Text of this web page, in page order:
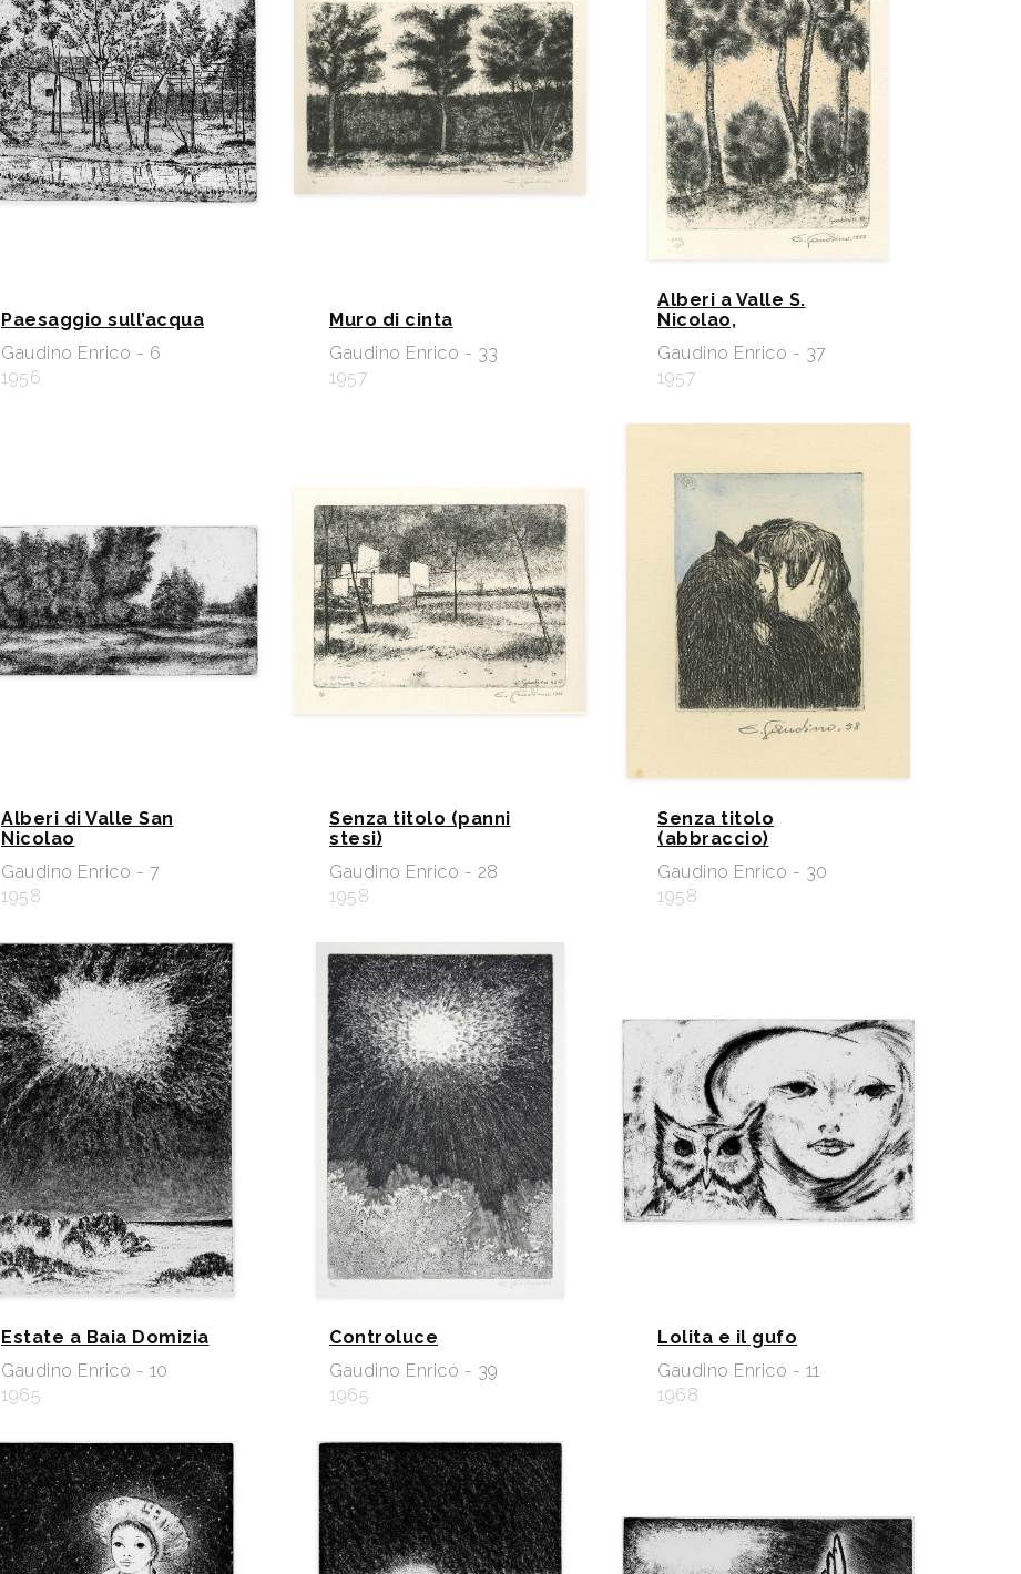
Paesaggio sull’acqua
Gaudino Enrico - 6
1956
Muro di cinta
Gaudino Enrico - 33
1957
Alberi a Valle S.
Nicolao,
Gaudino Enrico - 37
1957
Alberi di Valle San
Nicolao
Gaudino Enrico - 7
1958
Senza titolo (panni
stesi)
Gaudino Enrico - 28
1958
Senza titolo
(abbraccio)
Gaudino Enrico - 30
1958
Estate a Baia Domizia
Gaudino Enrico - 10
1965
Controluce
Gaudino Enrico - 39
1965
Lolita e il gufo
Gaudino Enrico - 11
1968